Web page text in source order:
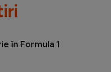
în Formula 1